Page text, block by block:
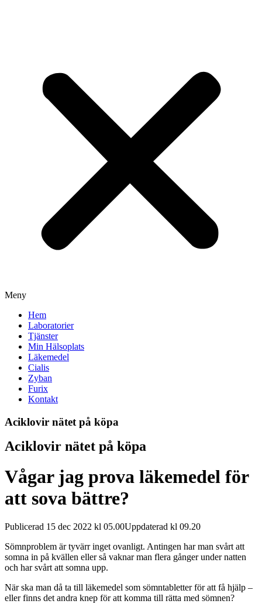
Meny
Hem
Laboratorier
Tjänster
Min Hälsoplats
Läkemedel
Cialis
Zyban
Furix
Kontakt
Aciklovir nätet på köpa
Aciklovir nätet på köpa
Vågar jag prova läkemedel för
att sova bättre?
Publicerad 15 dec 2022 kl 05.00Uppdaterad kl 09.20
Sömnproblem är tyvärr inget ovanligt. Antingen har man svårt att
somna in på kvällen eller så vaknar man flera gånger under natten
och har svårt att somna upp.
När ska man då ta till läkemedel som sömntabletter för att få hjälp –
eller finns det andra knep för att komma till rätta med sömnen?